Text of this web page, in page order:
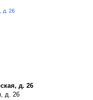
д. 26
д. 26